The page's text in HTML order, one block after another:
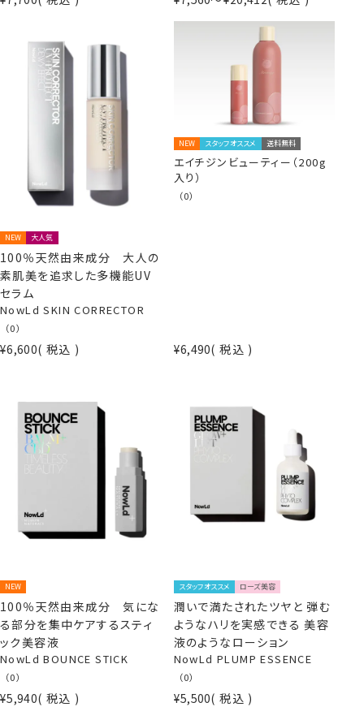
NEW 大人気
100％天然由来成分 大人の
素肌美を追求した多機能UV
セラム
NowLd SKIN CORRECTOR
（0）
¥6,600 税込
NEW スタッフオススメ 送料無料
エイチジンビューティー（200g
入り）
（0）
¥6,490 税込
NEW
100％天然由来成分 気にな
る部分を集中ケアするスティ
ック美容液
NowLd BOUNCE STICK
（0）
¥5,940 税込
スタッフオススメ ローズ美容
潤いで満たされたツヤと 弾む
ようなハリを実感できる 美容
液のようなローション
NowLd PLUMP ESSENCE
（0）
¥5,500 税込